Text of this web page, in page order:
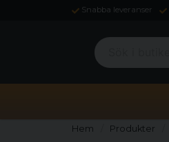
Snabba leveranser
Sök i butiken ...
Hem Produkter